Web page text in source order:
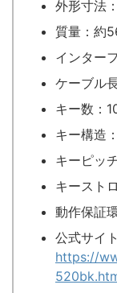
外形寸法
質量：約
インター
ケーブル
キー数：
キー構造
キーピッ
キースト
動作保証
公式サイ
https://